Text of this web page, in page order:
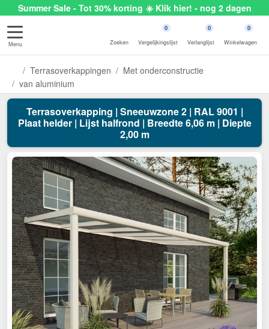
Summer Sale - Tot 30% korting ☀️ Klik hier! - nog 2 dagen
Menu Zoeken
0
Vergelijkingslijst
0
Verlanglijst
0
Winkelwagen
Terrasoverkappingen
Met onderconstructie
van aluminium
Terrasoverkapping | Sneeuwzone 2 | RAL 9001 |
Plaat helder | Lijst halfrond | Breedte 6,06 m | Diepte
2,00 m